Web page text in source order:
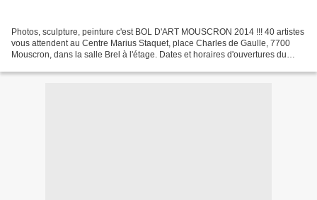
Photos, sculpture, peinture c'est BOL D'ART MOUSCRON 2014 !!! 40 artistes
vous attendent au Centre Marius Staquet, place Charles de Gaulle, 7700
Mouscron, dans la salle Brel à l'étage. Dates et horaires d'ouvertures du